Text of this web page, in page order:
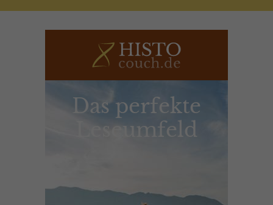
Das perfekte
Leseumfeld